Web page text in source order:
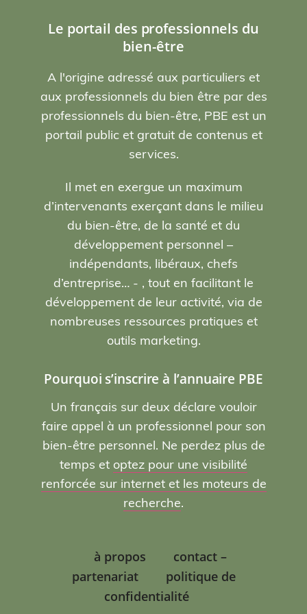
Le portail des professionnels du
bien-être
A l'origine adressé aux particuliers et
aux professionnels du bien être par des
professionnels du bien-être, PBE est un
portail public et gratuit de contenus et
services.
Il met en exergue un maximum
d’intervenants exerçant dans le milieu
du bien-être, de la santé et du
développement personnel –
indépendants, libéraux, chefs
d’entreprise… - , tout en facilitant le
développement de leur activité, via de
nombreuses ressources pratiques et
outils marketing.
Pourquoi s’inscrire à l’annuaire PBE
Un français sur deux déclare vouloir
faire appel à un professionnel pour son
bien-être personnel. Ne perdez plus de
temps et optez pour une visibilité
renforcée sur internet et les moteurs de
recherche.
à propos
contact –
partenariat
politique de
confidentialité